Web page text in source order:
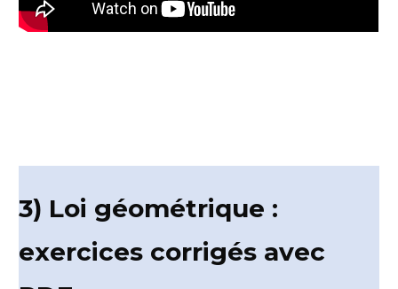
3) Loi géométrique :
exercices corrigés avec